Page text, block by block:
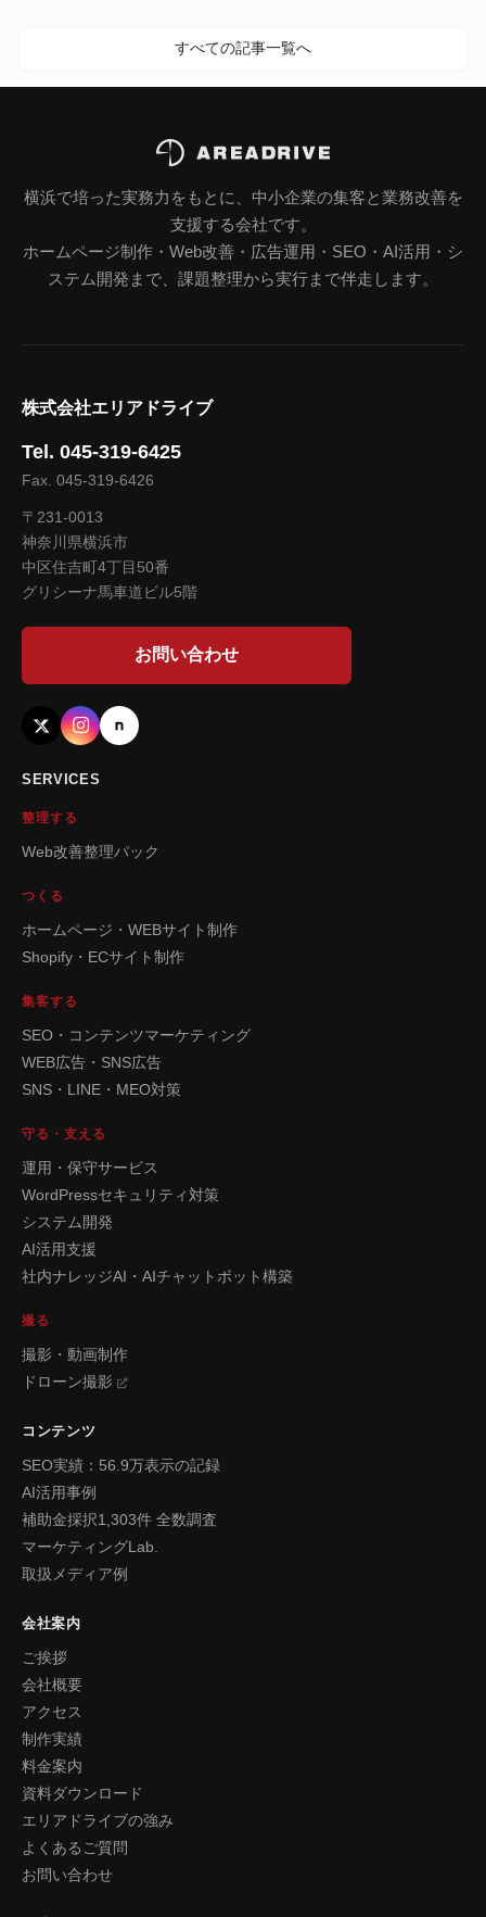
すべての記事一覧へ
横浜で培った実務力をもとに、中小企業の集客と業務改善を
支援する会社です。
ホームページ制作・Web改善・広告運用・SEO・AI活用・シ
ステム開発まで、課題整理から実行まで伴走します。
株式会社エリアドライブ
Tel. 045-319-6425
Fax. 045-319-6426
〒231-0013
神奈川県横浜市
中区住吉町4丁目50番
グリシーナ馬車道ビル5階
お問い合わせ
SERVICES
整理する
Web改善整理パック
つくる
ホームページ・WEBサイト制作
Shopify・ECサイト制作
集客する
SEO・コンテンツマーケティング
WEB広告・SNS広告
SNS・LINE・MEO対策
守る・支える
運用・保守サービス
WordPressセキュリティ対策
システム開発
AI活用支援
社内ナレッジAI・AIチャットボット構築
撮る
撮影・動画制作
ドローン撮影
コンテンツ
SEO実績：56.9万表示の記録
AI活用事例
補助金採択1,303件 全数調査
マーケティングLab.
取扱メディア例
会社案内
ご挨拶
会社概要
アクセス
制作実績
料金案内
資料ダウンロード
エリアドライブの強み
よくあるご質問
お問い合わせ